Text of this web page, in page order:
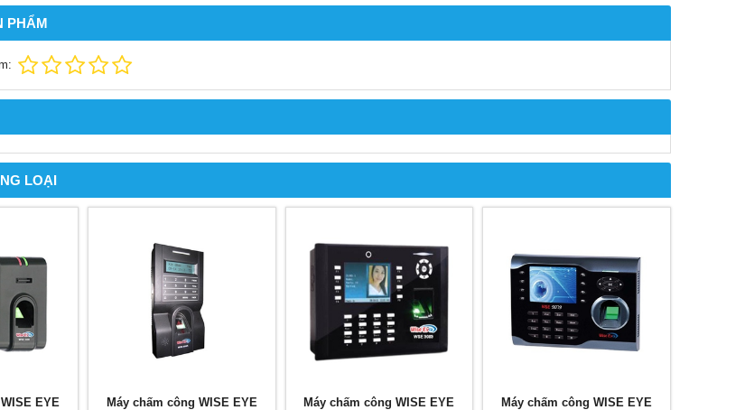
PHẨM
LOẠI
EYE
Máy chấm công WISE EYE
Máy chấm công WISE EYE
Máy chấm công WISE EYE